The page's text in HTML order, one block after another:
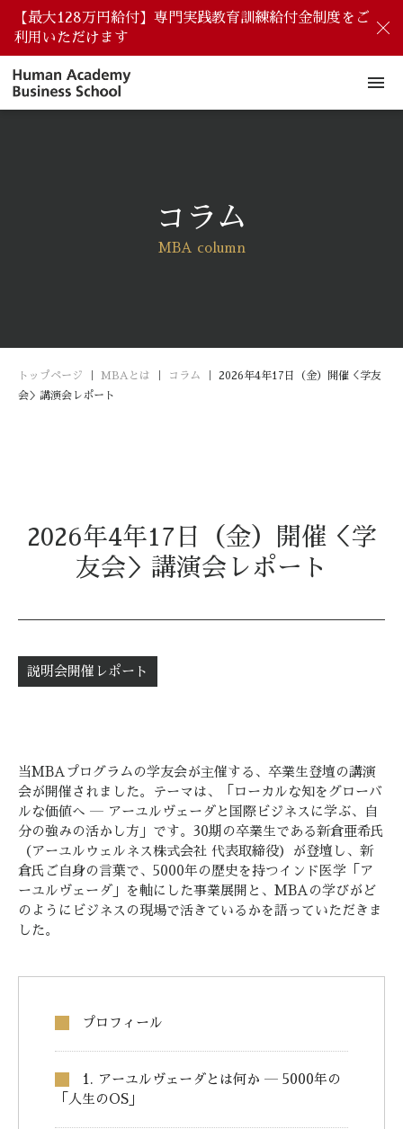
【最大128万円給付】専門実践教育訓練給付金制度をご
利用いただけます
menu
コラム
MBA column
トップページ MBAとは コラム
2026年4年17日（金）開催＜学友
会＞講演会レポート
2026年4年17日（金）開催＜学
友会＞講演会レポート
説明会開催レポート
当MBAプログラムの学友会が主催する、卒業生登壇の講演
会が開催されました。テーマは、「ローカルな知をグローバ
ルな価値へ ― アーユルヴェーダと国際ビジネスに学ぶ、自
分の強みの活かし方」です。30期の卒業生である新倉亜希氏
（アーユルウェルネス株式会社 代表取締役）が登壇し、新
倉氏ご自身の言葉で、5000年の歴史を持つインド医学「ア
ーユルヴェーダ」を軸にした事業展開と、MBAの学びがど
のようにビジネスの現場で活きているかを語っていただきま
した。
プロフィール
1. アーユルヴェーダとは何か ― 5000年の
「人生のOS」